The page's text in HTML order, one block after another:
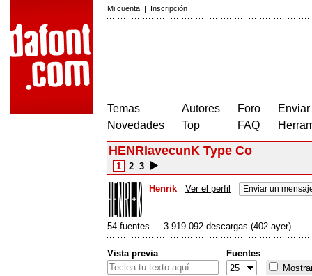
Mi cuenta | Inscripción
Temas
Novedades
Autores
Top
Foro
FAQ
HENRIavecunK Type Co
1 2 3
Henrik Ver el perfil Enviar un
54 fuentes - 3.919.092 descargas (402 ayer)
Vista previa
Fuentes